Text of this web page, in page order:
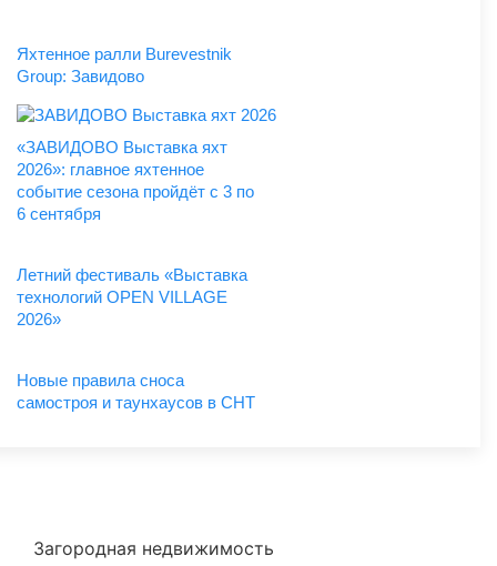
Яхтенное ралли Burevestnik
Group: Завидово
«ЗАВИДОВО Выставка яхт
2026»: главное яхтенное
событие сезона пройдёт с 3 по
6 сентября
Летний фестиваль «Выставка
технологий OPEN VILLAGE
2026»
Новые правила сноса
самостроя и таунхаусов в СНТ
Загородная недвижимость